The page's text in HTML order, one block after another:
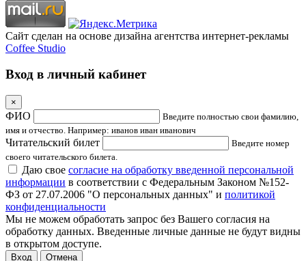
Сайт сделан на основе дизайна агентства интернет-рекламы
Coffee Studio
Вход в личный кабинет
×
ФИО
Введите полностью свои фамилию,
имя и отчество. Например: иванов иван иванович
Читательский билет
Введите номер
своего читательского билета.
Даю свое согласие на обработку введенной персональной
информации в соответствии с Федеральным Законом №152-
ФЗ от 27.07.2006 "О персональных данных" и политикой
конфиденциальности
Мы не можем обработать запрос без Вашего согласия на
обработку данных. Введенные личные данные не будут видны
в открытом доступе.
Отмена